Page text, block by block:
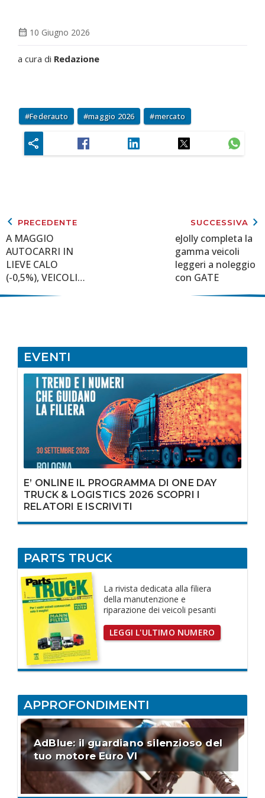
calendar_month 10 Giugno 2026
a cura di Redazione
Federauto maggio 2026 mercato
keyboard_arrow_left PRECEDENTE
A MAGGIO
AUTOCARRI IN
LIEVE CALO
(-0,5%), VEICOLI
(+81,9%)
SUCCESSIVA keyboard_arrow_right
eJolly completa la
gamma veicoli
leggeri a noleggio
con GATE
EVENTI
E’ ONLINE IL PROGRAMMA DI ONE DAY
TRUCK & LOGISTICS 2026 SCOPRI I
RELATORI E ISCRIVITI
PARTS TRUCK
La rivista dedicata alla filiera
della manutenzione e
riparazione dei veicoli pesanti
LEGGI L'ULTIMO NUMERO
APPROFONDIMENTI
AdBlue: il guardiano silenzioso del
tuo motore Euro VI